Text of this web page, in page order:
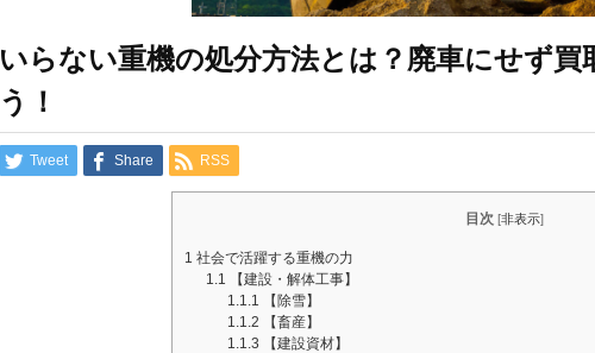
いらない重機の処分方法とは？廃車にせず買
う！
Tweet Share RSS
目次 [非表示]
1 社会で活躍する重機の力
1.1 【建設・解体工事】
1.1.1 【除雪】
1.1.2 【畜産】
1.1.3 【建設資材】